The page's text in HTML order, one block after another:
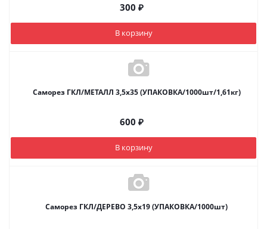
300 ₽
В корзину
Саморез ГКЛ/МЕТАЛЛ 3,5х35 (УПАКОВКА/1000шт/1,61кг)
600 ₽
В корзину
Саморез ГКЛ/ДЕРЕВО 3,5х19 (УПАКОВКА/1000шт)